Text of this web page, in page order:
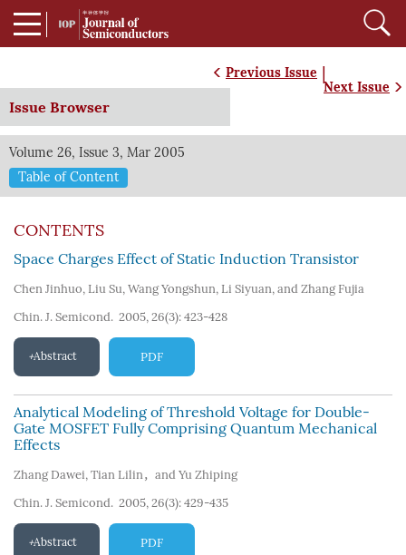
Previous Issue |
Next Issue
Issue Browser
Volume 26, Issue 3, Mar 2005
Table of Content
CONTENTS
Space Charges Effect of Static Induction Transistor
Chen Jinhuo, Liu Su, Wang Yongshun, Li Siyuan, and Zhang Fujia
Chin. J. Semicond. 2005, 26(3): 423-428
Abstract PDF
Analytical Modeling of Threshold Voltage for Double-
Gate MOSFET Fully Comprising Quantum Mechanical
Effects
Zhang Dawei, Tian Lilin，and Yu Zhiping
Chin. J. Semicond. 2005, 26(3): 429-435
Abstract PDF